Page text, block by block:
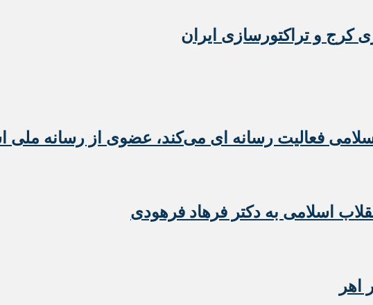
کرج و تراکتورسازی ایران
فعالیت رسانه ای می‌کند، عضوی از رسانه
اسلامی به دکتر فرهاد فرهودی